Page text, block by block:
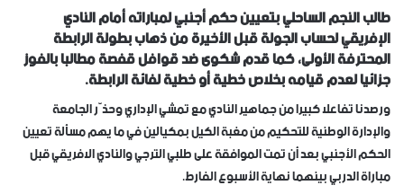
طالب النجم الساحلي بتعيين حكم أجنبي لمباراته أمام النادي
الإفريقي لحساب الجولة قبل الأخيرة من ذهاب بطولة الرابطة
المحترفة الأولى، كما قدم شكوى ضد قوافل قفصة مطالبا بالفوز
جزائيا لعدم قيامه بخلاص خطية أو خطية لفائة الرابطة.
ورصدنا تفاعلا كبيرا من جماهير النادي مع تمشي الإداري وحذّر الجامعة
والإدارة الوطنية للتحكيم من مغبة الكيل بمكيالين في ما يهم مسألة تعيين
الحكم الأجنبي بعد أن تمت الموافقة على طلبي الترجي والنادي الافريقي قبل
مباراة الدربي بينهما نهاية الأسبوع الفارط.